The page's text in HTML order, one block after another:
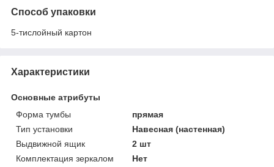
Способ упаковки
5-тислойный картон
Характеристики
Основные атрибуты
Форма тумбы
прямая
Тип установки
Навесная (настенная)
Выдвижной ящик
2 шт
Комплектация зеркалом
Нет